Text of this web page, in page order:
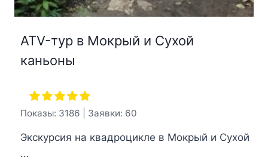
ATV-тур в Мокрый и Сухой
каньоны
Показы: 3186 | Заявки: 60
Экскурсия на квадроцикле в Мокрый и Сухой
...